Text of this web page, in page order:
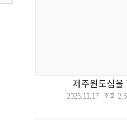
제주원도심을
2023.11.17 조회